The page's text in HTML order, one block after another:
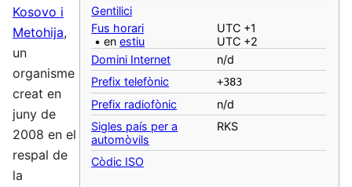
‎Gentilici
Fus horari
• enestiu
UTC +1
UTC +2
Domini Internet
n/d
Prefix telefònic
+383
Prefix radiofònic
n/d
Sigles país per a
automòvils
RKS
Còdic ISO
Kosovo i
Metohija,
un
organisme
creat en
juny de
2008 en el
respal de
la